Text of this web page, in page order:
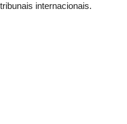
internacionais.